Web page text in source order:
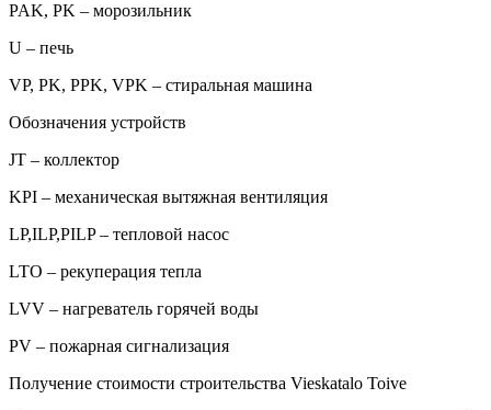
PAK, PK – морозильник
U – печь
VP, PK, PPK, VPK – стиральная машина
Обозначения устройств
JT – коллектор
KPI – механическая вытяжная вентиляция
LP,ILP,PILP – тепловой насос
LTO – рекуперация тепла
LVV – нагреватель горячей воды
PV – пожарная сигнализация
Получение стоимости строительства Vieskatalo Toive